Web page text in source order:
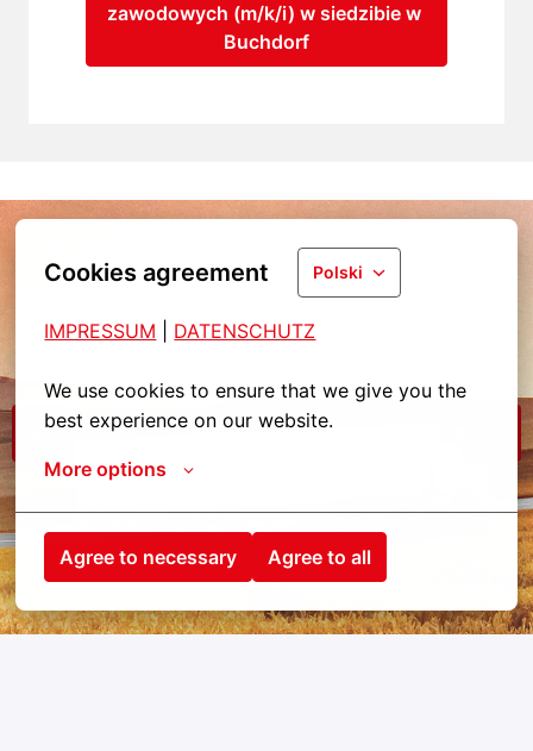
Cookies agreement Polski
IMPRESSUM DATENSCHUTZ
We use cookies to ensure that we give you the
best experience on our website.
More options
Agree to necessary Agree to all
zawodowych (m/k/i) w siedzibie w
Buchdorf